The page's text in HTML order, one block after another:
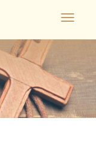
Toggle